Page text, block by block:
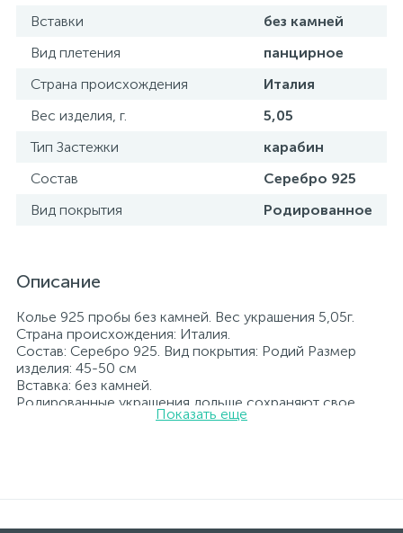
Вставки
без камней
Вид плетения
панцирное
Страна происхождения
Италия
Вес изделия, г.
5,05
Тип Застежки
карабин
Состав
Серебро 925
Вид покрытия
Родированное
Описание
Колье 925 пробы без камней. Вес украшения 5,05г.
Страна происхождения: Италия.
Состав: Серебро 925. Вид покрытия: Родий Размер
изделия: 45-50 см
Вставка: без камней.
Родированные украшения дольше сохраняют свое
первоначальное состояние, а именно цвет и блеск
Показать еще